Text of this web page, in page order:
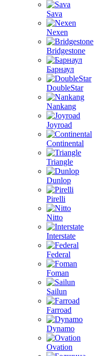
Sava
Nexen
Bridgestone
Барнаул
DoubleStar
Nankang
Joyroad
Continental
Triangle
Dunlop
Pirelli
Nitto
Interstate
Federal
Foman
Sailun
Farroad
Dynamo
Ovation